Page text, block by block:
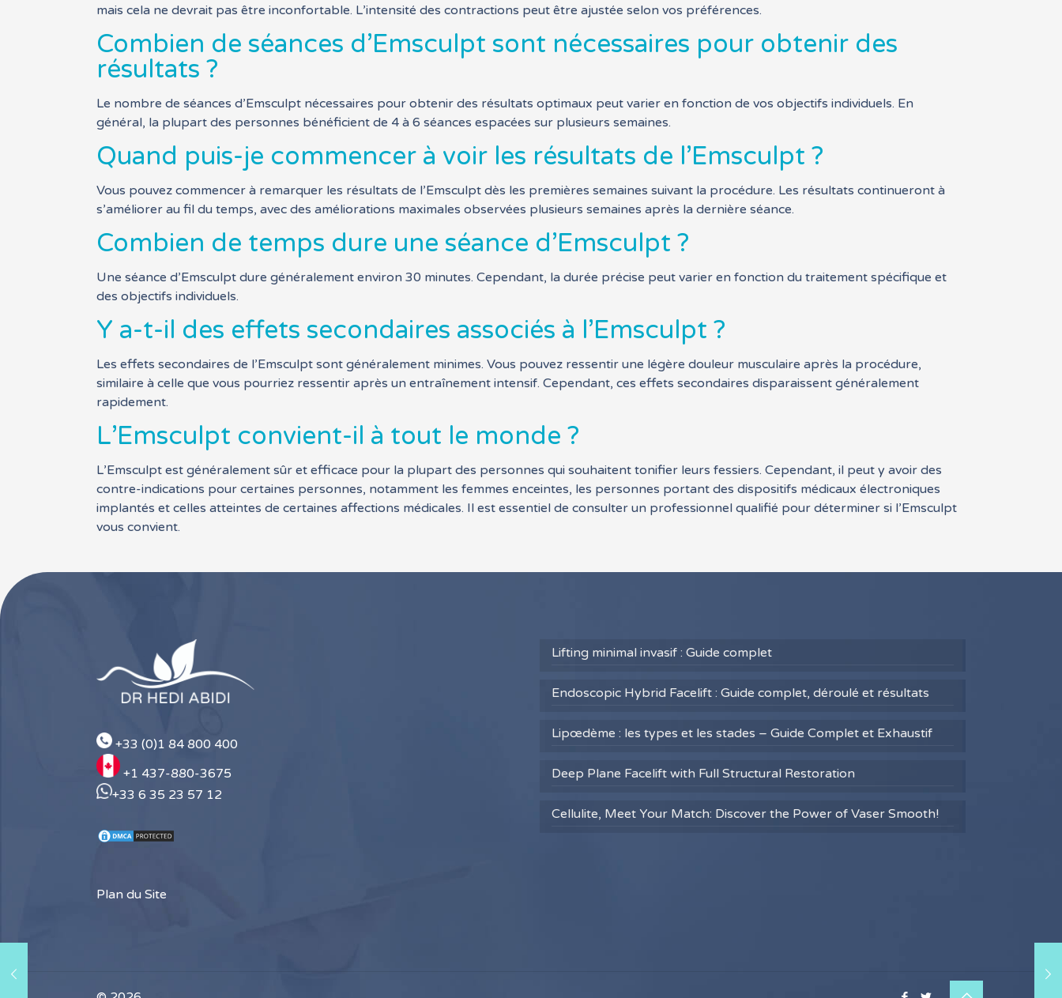
mais cela ne devrait pas être inconfortable. L’intensité des contractions peut être ajustée selon vos préférences.
Combien de séances d’Emsculpt sont nécessaires pour obtenir des
résultats ?
Le nombre de séances d’Emsculpt nécessaires pour obtenir des résultats optimaux peut varier en fonction de vos objectifs individuels. En
général, la plupart des personnes bénéficient de 4 à 6 séances espacées sur plusieurs semaines.
Quand puis-je commencer à voir les résultats de l’Emsculpt ?
Vous pouvez commencer à remarquer les résultats de l’Emsculpt dès les premières semaines suivant la procédure. Les résultats continueront à
s’améliorer au fil du temps, avec des améliorations maximales observées plusieurs semaines après la dernière séance.
Combien de temps dure une séance d’Emsculpt ?
Une séance d’Emsculpt dure généralement environ 30 minutes. Cependant, la durée précise peut varier en fonction du traitement spécifique et
des objectifs individuels.
Y a-t-il des effets secondaires associés à l’Emsculpt ?
Les effets secondaires de l’Emsculpt sont généralement minimes. Vous pouvez ressentir une légère douleur musculaire après la procédure,
similaire à celle que vous pourriez ressentir après un entraînement intensif. Cependant, ces effets secondaires disparaissent généralement
rapidement.
L’Emsculpt convient-il à tout le monde ?
L’Emsculpt est généralement sûr et efficace pour la plupart des personnes qui souhaitent tonifier leurs fessiers. Cependant, il peut y avoir des
contre-indications pour certaines personnes, notamment les femmes enceintes, les personnes portant des dispositifs médicaux électroniques
implantés et celles atteintes de certaines affections médicales. Il est essentiel de consulter un professionnel qualifié pour déterminer si l’Emsculpt
vous convient.
+33 (0)1 84 800 400
+1 437-880-3675
+33 6 35 23 57 12
Plan du Site
Lifting minimal invasif : Guide complet
Endoscopic Hybrid Facelift : Guide complet, déroulé et résultats
Lipœdème : les types et les stades – Guide Complet et Exhaustif
Deep Plane Facelift with Full Structural Restoration
Cellulite, Meet Your Match: Discover the Power of Vaser Smooth!